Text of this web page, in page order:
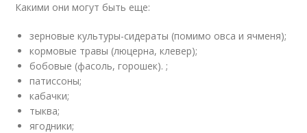
Какими они могут быть еще:
зерновые культуры-сидераты (помимо овса и ячменя);
кормовые травы (люцерна, клевер);
бобовые (фасоль, горошек). ;
патиссоны;
кабачки;
тыква;
ягодники;